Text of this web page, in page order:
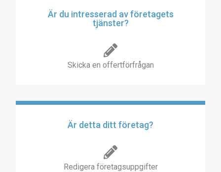
Är du intresserad av företagets
tjänster?
Skicka en offertförfrågan
Är detta ditt företag?
Redigera företagsuppgifter